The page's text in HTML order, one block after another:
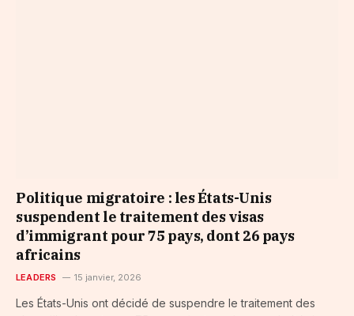
Politique migratoire : les États-Unis
suspendent le traitement des visas
d’immigrant pour 75 pays, dont 26 pays
africains
LEADERS 15 janvier, 2026
Les États-Unis ont décidé de suspendre le traitement des